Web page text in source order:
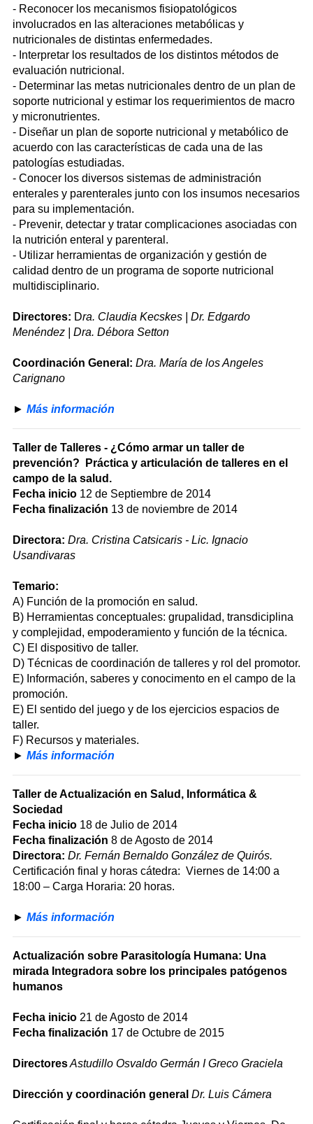
- Reconocer los mecanismos fisiopatológicos
involucrados en las alteraciones metabólicas y
nutricionales de distintas enfermedades.
- Interpretar los resultados de los distintos métodos de
evaluación nutricional.
- Determinar las metas nutricionales dentro de un plan de
soporte nutricional y estimar los requerimientos de macro
y micronutrientes.
- Diseñar un plan de soporte nutricional y metabólico de
acuerdo con las características de cada una de las
patologías estudiadas.
- Conocer los diversos sistemas de administración
enterales y parenterales junto con los insumos necesarios
para su implementación.
- Prevenir, detectar y tratar complicaciones asociadas con
la nutrición enteral y parenteral.
- Utilizar herramientas de organización y gestión de
calidad dentro de un programa de soporte nutricional
multidisciplinario.
Directores: Dra. Claudia Kecskes | Dr. Edgardo
Menéndez | Dra. Débora Setton
Coordinación General: Dra. María de los Angeles
Carignano
► Más información
Taller de Talleres - ¿Cómo armar un taller de
prevención? Práctica y articulación de talleres en el
campo de la salud.
Fecha inicio 12 de Septiembre de 2014
Fecha finalización 13 de noviembre de 2014
Directora: Dra. Cristina Catsicaris - Lic. Ignacio
Usandivaras
Temario:
A) Función de la promoción en salud.
B) Herramientas conceptuales: grupalidad, transdiciplina
y complejidad, empoderamiento y función de la técnica.
C) El dispositivo de taller.
D) Técnicas de coordinación de talleres y rol del promotor.
E) Información, saberes y conocimento en el campo de la
promoción.
E) El sentido del juego y de los ejercicios espacios de
taller.
F) Recursos y materiales.
► Más información
Taller de Actualización en Salud, Informática &
Sociedad
Fecha inicio 18 de Julio de 2014
Fecha finalización 8 de Agosto de 2014
Directora: Dr. Fernán Bernaldo González de Quirós.
Certificación final y horas cátedra: Viernes de 14:00 a
18:00 – Carga Horaria: 20 horas.
► Más información
Actualización sobre Parasitología Humana: Una
mirada Integradora sobre los principales patógenos
humanos
Fecha inicio 21 de Agosto de 2014
Fecha finalización 17 de Octubre de 2015
DirectoresAstudillo Osvaldo Germán I Greco Graciela
Dirección y coordinación general Dr. Luis Cámera